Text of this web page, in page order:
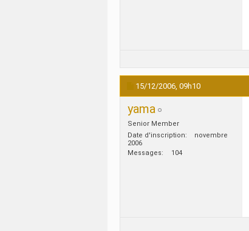
15/12/2006, 09h10
yama
Senior Member
Date d'inscription
novembre
2006
Messages
104